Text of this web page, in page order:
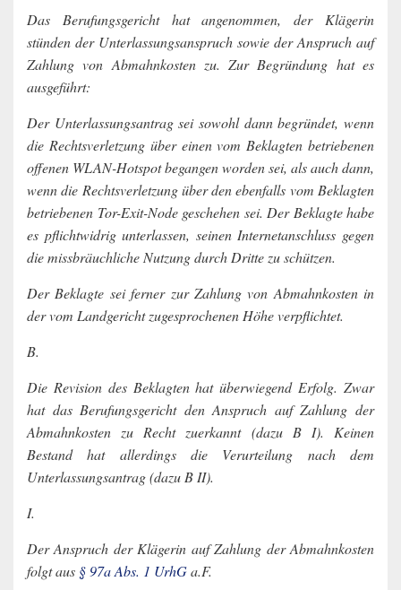
Das Berufungsgericht hat angenommen, der Klägerin
stünden der Unterlassungsanspruch sowie der Anspruch auf
Zahlung von Abmahnkosten zu. Zur Begründung hat es
ausgeführt:
Der Unterlassungsantrag sei sowohl dann begründet, wenn
die Rechtsverletzung über einen vom Beklagten betriebenen
offenen WLAN-Hotspot begangen worden sei, als auch dann,
wenn die Rechtsverletzung über den ebenfalls vom Beklagten
betriebenen Tor-Exit-Node geschehen sei. Der Beklagte habe
es pflichtwidrig unterlassen, seinen Internetanschluss gegen
die missbräuchliche Nutzung durch Dritte zu schützen.
Der Beklagte sei ferner zur Zahlung von Abmahnkosten in
der vom Landgericht zugesprochenen Höhe verpflichtet.
B.
Die Revision des Beklagten hat überwiegend Erfolg. Zwar
hat das Berufungsgericht den Anspruch auf Zahlung der
Abmahnkosten zu Recht zuerkannt (dazu B I). Keinen
Bestand hat allerdings die Verurteilung nach dem
Unterlassungsantrag (dazu B II).
I.
Der Anspruch der Klägerin auf Zahlung der Abmahnkosten
folgt aus § 97a Abs. 1 UrhGa.F.